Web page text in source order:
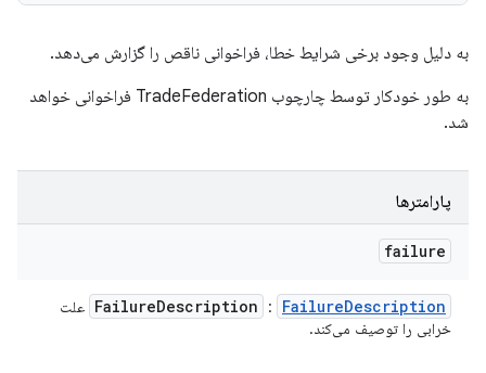
به دلیل وجود برخی شرایط خطا، فراخوانی ناقص را گزارش می‌دهد.
به طور خودکار توسط چارچوب TradeFederation فراخوانی خواهد
شد.
پارامترها
failure
FailureDescription : FailureDescription
علت
خرابی را توصیف می‌کند.